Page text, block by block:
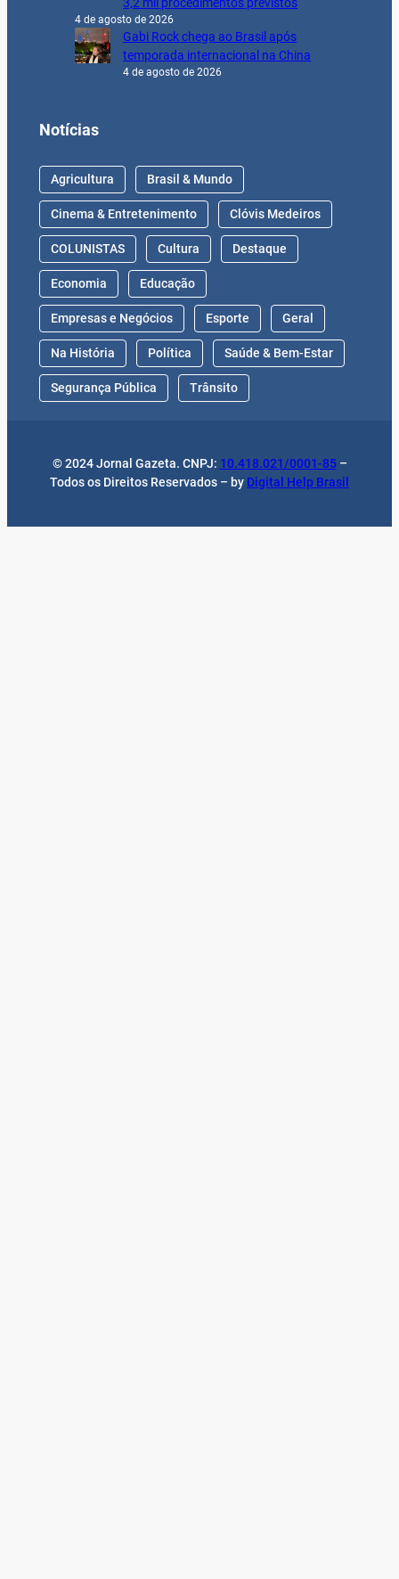
3,2 mil procedimentos previstos
4 de agosto de 2026
Gabi Rock chega ao Brasil após
temporada internacional na China
4 de agosto de 2026
Notícias
Agricultura Brasil & Mundo
Cinema & Entretenimento Clóvis Medeiros
COLUNISTAS Cultura Destaque
Economia Educação
Empresas e Negócios Esporte Geral
Na História Política Saúde & Bem-Estar
Segurança Pública Trânsito
© 2024 Jornal Gazeta. CNPJ: 10.418.021/0001-85–
Todos os Direitos Reservados – by Digital Help Brasil